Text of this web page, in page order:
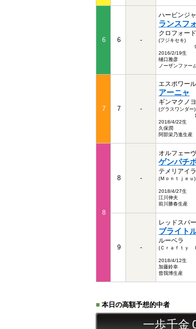
6 6 -
ハービンジ
ランスフ
クロフォード
(フジキセキ)
2016/2/19生
樋口雅彦
ノーザンファー
7 7 -
エスポワー
アーニャ
ギンマクノ
(グラスワンダー)
2018/4/22生
久保潤
阿部栄乃進生産
8
8 -
オルフェー
ゲンパチ
テメリアイ
(Ｍｏｎｔｊｅｕ)
2018/4/27生
江川伸夫
前川勝春生産
9 -
レッドスパ
ブライト
ルーベラ
(Ｃｒａｆｔｙ
2018/4/12生
加藤鈴幸
曾我博生産
■ 本日の高額予想的中者
一歩千金08/09